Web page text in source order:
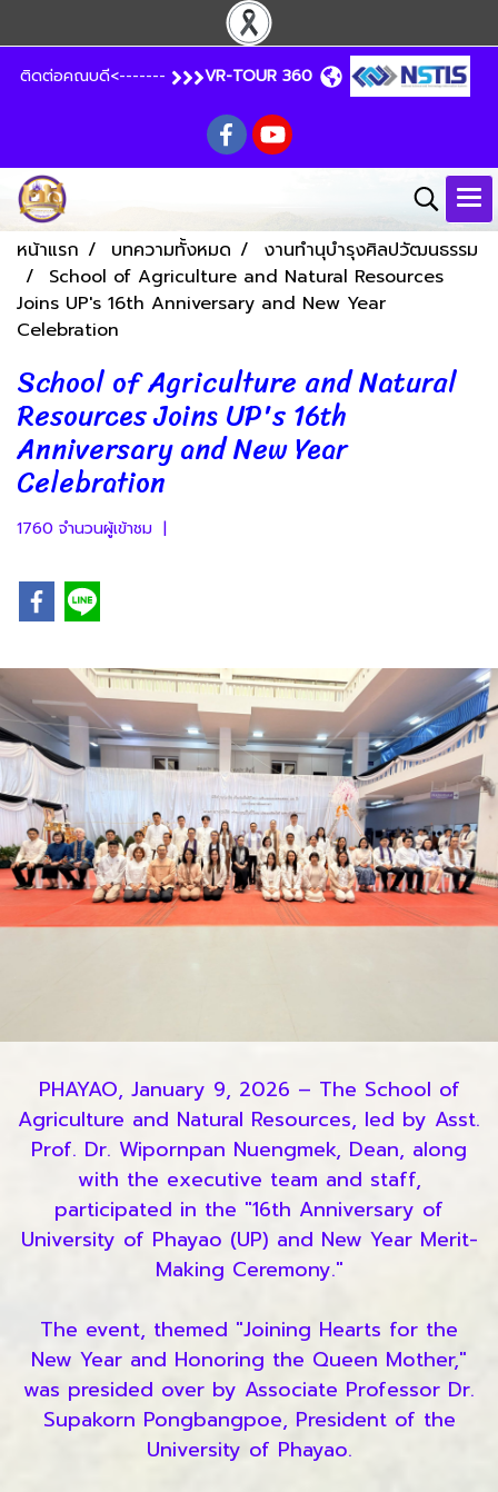
ติดต่อคณบดี<------- VR-TOUR 360
หน้าแรก บทความทั้งหมด
งานทำนุบำรุงศิลปวัฒนธรรม
School of Agriculture and Natural Resources
Joins UP's 16th Anniversary and New Year
Celebration
School of Agriculture and Natural
Resources Joins UP's 16th
Anniversary and New Year
Celebration
1760 จำนวนผู้เข้าชม |
PHAYAO, January 9, 2026 – The School of
Agriculture and Natural Resources, led by Asst.
Prof. Dr. Wipornpan Nuengmek, Dean, along
with the executive team and staff,
participated in the "16th Anniversary of
University of Phayao (UP) and New Year Merit-
Making Ceremony."
The event, themed "Joining Hearts for the
New Year and Honoring the Queen Mother,"
was presided over by Associate Professor Dr.
Supakorn Pongbangpoe, President of the
University of Phayao.